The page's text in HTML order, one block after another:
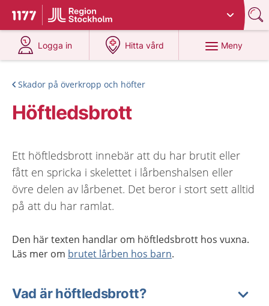
Till startsidan för 1177
Du har valt region
Logga in
på 1177.se
Hitta vård
på 1177.se
Meny
Skador på överkropp och höfter
Höftledsbrott
Ett höftledsbrott innebär att du har brutit eller
fått en spricka i skelettet i lårbenshalsen eller
övre delen av lårbenet. Det beror i stort sett alltid
på att du har ramlat.
Den här texten handlar om höftledsbrott hos vuxna.
Läs mer om brutet lårben hos barn.
Vad är höftledsbrott?